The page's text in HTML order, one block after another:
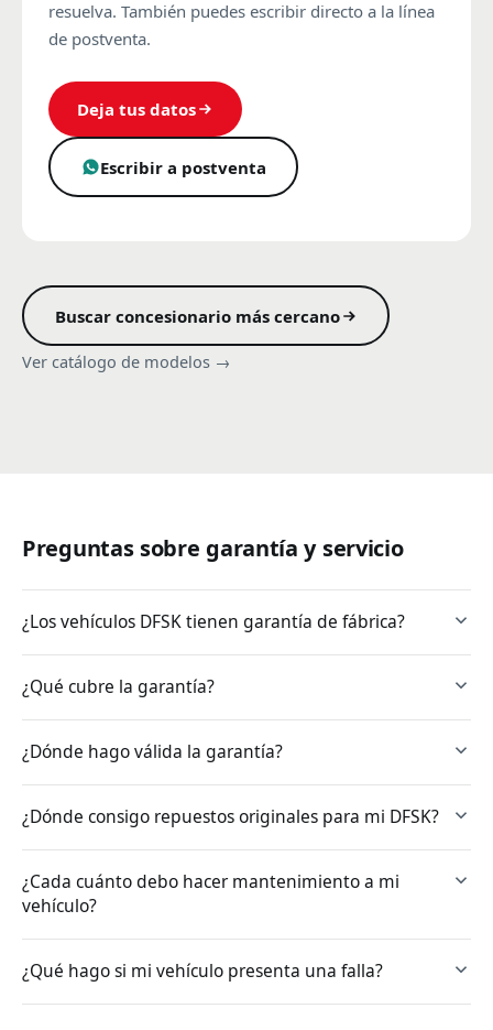
resuelva. También puedes escribir directo a la línea
de postventa.
Deja tus datos
Escribir a postventa
Buscar concesionario más cercano
Ver catálogo de modelos →
Preguntas sobre garantía y servicio
¿Los vehículos DFSK tienen garantía de fábrica?
¿Qué cubre la garantía?
¿Dónde hago válida la garantía?
¿Dónde consigo repuestos originales para mi DFSK?
¿Cada cuánto debo hacer mantenimiento a mi
vehículo?
¿Qué hago si mi vehículo presenta una falla?